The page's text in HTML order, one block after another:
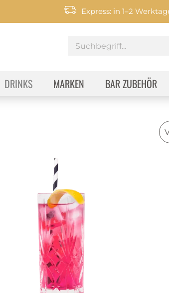
Express: in 1–2
DRINKS MARKEN BAR ZUBEHÖR